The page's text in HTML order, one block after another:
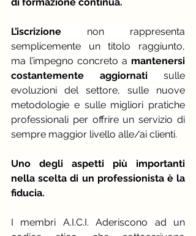
di formazione continua.
L’iscrizione non rappresenta
semplicemente un titolo raggiunto,
ma l’impegno concreto a mantenersi
costantemente aggiornati sulle
evoluzioni del settore, sulle nuove
metodologie e sulle migliori pratiche
professionali per offrire un servizio di
sempre maggior livello alle/ai clienti.
Uno degli aspetti più importanti
nella scelta di un professionista è la
fiducia.
I membri A.I.C.I. Aderiscono ad un